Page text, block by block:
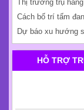
Thị trường trụ
Cách bố trí tấm
Dự báo xu hướng
HỖ TRỢ